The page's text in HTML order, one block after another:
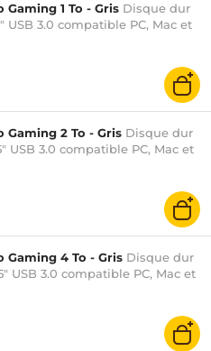
Gaming 1 To - Gris Disque dur
USB 3.0 compatible PC, Mac et
Gaming 2 To - Gris Disque dur
USB 3.0 compatible PC, Mac et
Gaming 4 To - Gris Disque dur
USB 3.0 compatible PC, Mac et